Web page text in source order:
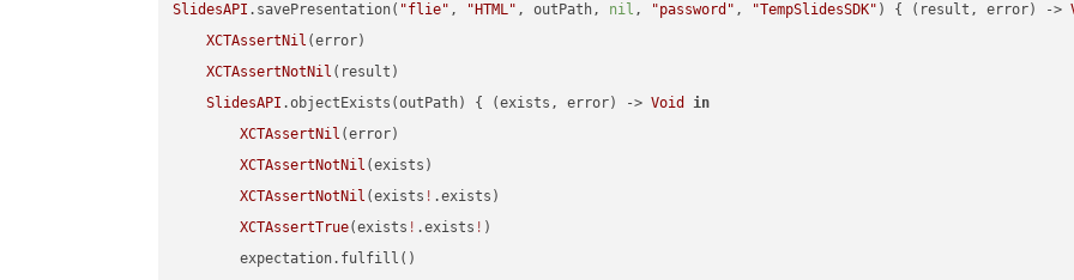
SlidesAPI .savePresentation( "flie" , "HTML" , outPath, nil , "password" , "TempSlidesSDK" ) { (result, error) ->
XCTAssertNil (error)
XCTAssertNotNil (result)
SlidesAPI .objectExists(outPath) { (exists, error) -> Void
in
XCTAssertNil (error)
XCTAssertNotNil (exists)
XCTAssertNotNil (exists ! .exists)
XCTAssertTrue(exists ! .exists ! )
        expectation.fulfill()